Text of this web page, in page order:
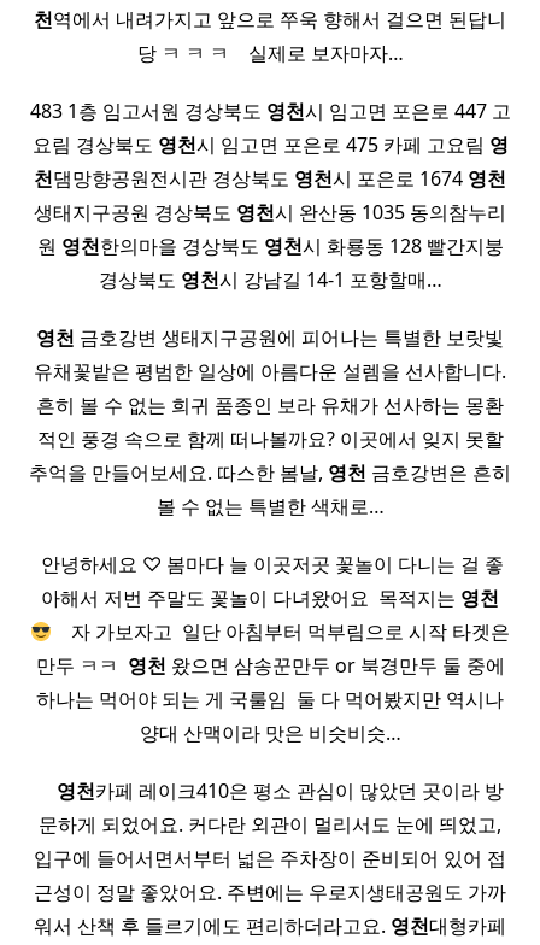
천역에서 내려가지고 앞으로 쭈욱 향해서 걸으면 된답니
당 ㅋ ㅋ ㅋ ​ ​ ​ 실제로 보자마자…
483 1층 임고서원 경상북도 영천시 임고면 포은로 447 고
요림 경상북도 영천시 임고면 포은로 475 카페 고요림 영
천댐망향공원전시관 경상북도 영천시 포은로 1674 영천
생태지구공원 경상북도 영천시 완산동 1035 동의참누리
원 영천한의마을 경상북도 영천시 화룡동 128 빨간지붕
경상북도 영천시 강남길 14-1 포항할매…
영천 금호강변 생태지구공원에 피어나는 특별한 보랏빛
유채꽃밭은 평범한 일상에 아름다운 설렘을 선사합니다.
흔히 볼 수 없는 희귀 품종인 보라 유채가 선사하는 몽환
적인 풍경 속으로 함께 떠나볼까요? 이곳에서 잊지 못할
추억을 만들어보세요. 따스한 봄날, 영천 금호강변은 흔히
볼 수 없는 특별한 색채로…
​ 안녕하세요 ♡ 봄마다 늘 이곳저곳 꽃놀이 다니는 걸 좋
아해서 저번 주말도 꽃놀이 다녀왔어요 ​ 목적지는 영천
​ ​ ​ 자 가보자고 ​ 일단 아침부터 먹부림으로 시작 타겟은
만두 ㅋㅋ ​ 영천 왔으면 삼송꾼만두 or 북경만두 둘 중에
하나는 먹어야 되는 게 국룰임 ​ 둘 다 먹어봤지만 역시나
양대 산맥이라 맛은 비슷비슷…
영천카페 레이크410은 평소 관심이 많았던 곳이라 방
문하게 되었어요. 커다란 외관이 멀리서도 눈에 띄었고,
입구에 들어서면서부터 넓은 주차장이 준비되어 있어 접
근성이 정말 좋았어요. 주변에는 우로지생태공원도 가까
워서 산책 후 들르기에도 편리하더라고요. 영천대형카페